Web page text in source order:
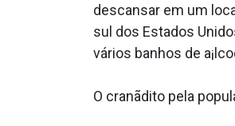
descansar em um
sul dos Estados
vários banhos de
O cranãdito pela